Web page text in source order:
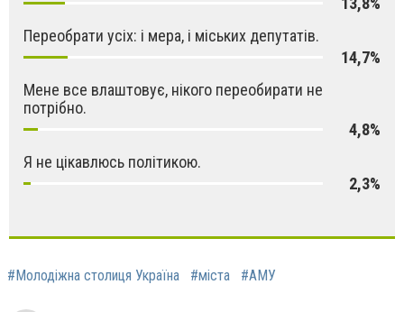
Переобрати усіх: і мера, і міських депутатів.
14,7%
Мене все влаштовує, нікого переобирати не
потрібно.
4,8%
Я не цікавлюсь політикою.
2,3%
#Молодіжна столиця Україна #міста #АМУ